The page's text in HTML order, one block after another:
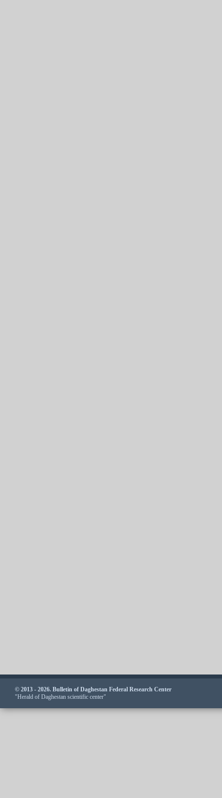
© 2013 - 2026. Bulletin of Daghestan Federal Research Center
"Herald of Daghestan scientific center"